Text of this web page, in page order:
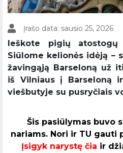
Įrašo data: sausio 25, 2026
Ieškote pigių atostogų
Siūlome kelionės idėją –
žavingąją Barseloną už
iš Vilniaus į Barseloną
viešbutyje su pusryčiais
Šis pasiūlymas buvo
nariams. Nori ir TU gauti
Įsigyk narystę čia ir